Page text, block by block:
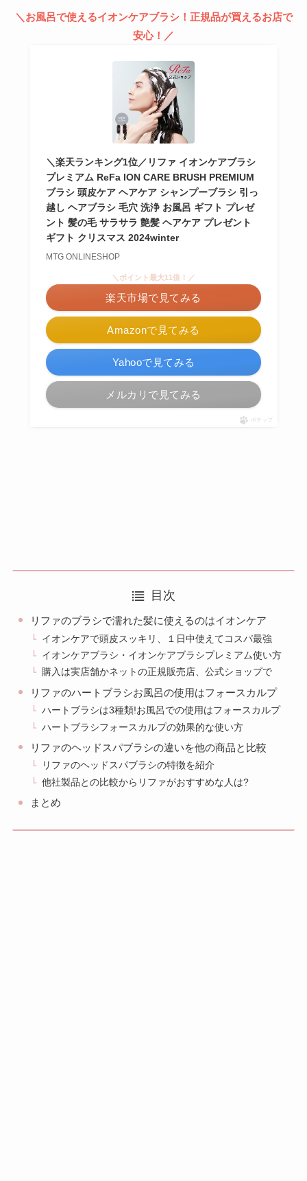
＼お風呂で使えるイオンケアブラシ！正規品が買えるお店で
安心！／
＼楽天ランキング1位／リファ イオンケアブラシ
プレミアム ReFa ION CARE BRUSH PREMIUM
ブラシ 頭皮ケア ヘアケア シャンプーブラシ 引っ
越し ヘアブラシ 毛穴 洗浄 お風呂 ギフト プレゼ
ント 髪の毛 サラサラ 艶髪 ヘアケア プレゼント
ギフト クリスマス 2024winter
MTG ONLINESHOP
Amazonで見てみる
＼ポイント最大11倍！／
楽天市場で見てみる
Yahooで見てみる
メルカリで見てみる
ポチップ
目次
リファのブラシで濡れた髪に使えるのはイオンケア
イオンケアで頭皮スッキリ、１日中使えてコスパ最強
イオンケアブラシ・イオンケアブラシプレミアム使い方
購入は実店舗かネットの正規販売店、公式ショップで
リファのハートブラシお風呂の使用はフォースカルプ
ハートブラシは3種類!お風呂での使用はフォースカルプ
ハートブラシフォースカルプの効果的な使い方
リファのヘッドスパブラシの違いを他の商品と比較
リファのヘッドスパブラシの特徴を紹介
他社製品との比較からリファがおすすめな人は?
まとめ